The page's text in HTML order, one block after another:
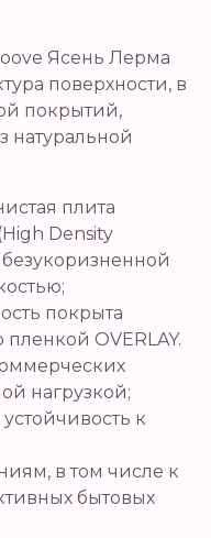
Ясень Лерма
поверхности, в
покрытий,
натуральной
плита
Density
покрыта
OVERLAY.
нагрузкой;
к
в том числе к
бытовых